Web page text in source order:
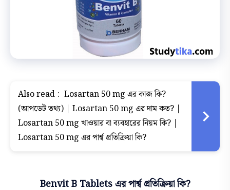
Also read : Losartan 50 mg এর কাজ কি?
(আপডেট তথ্য) | Losartan 50 mg এর দাম কত? |
Losartan 50 mg খাওয়ার বা ব্যবহারের নিয়ম কি? |
Losartan 50 mg এর পার্শ্ব প্রতিক্রিয়া কি?
Benvit B Tablets এর পার্শ্ব প্রতিক্রিয়া কি?